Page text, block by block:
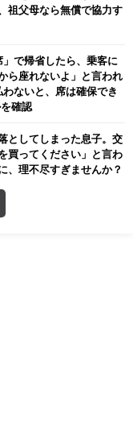
祖父母なら無償で協力す
で帰省したら、乗客に
ら座れないよ」と言われ
ないと、席は確保でき
確認
としてしまった息子。交
買ってください」と言わ
、理不尽すぎませんか？